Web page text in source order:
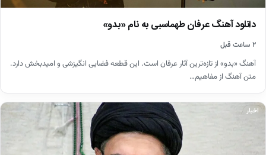
دانلود آهنگ عرفان طهماسبی به نام «بدو»
۲ ساعت قبل
آهنگ «بدو» از تازه‌ترین آثار عرفان است. این قطعه فضایی انگیزشی و امیدبخش دارد.
متن آهنگ از مفاهیم…
اخبار